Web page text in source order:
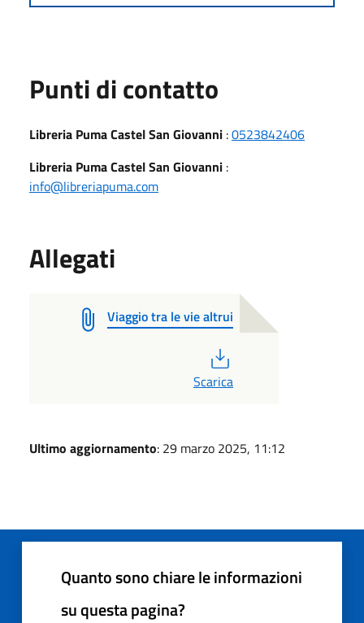
Punti di contatto
Libreria Puma Castel San Giovanni :0523842406
Libreria Puma Castel San Giovanni :
info@libreriapuma.com
Allegati
Viaggio tra le vie altrui
Scarica
Ultimo aggiornamento: 29 marzo 2025, 11:12
Quanto sono chiare le informazioni
su questa pagina?